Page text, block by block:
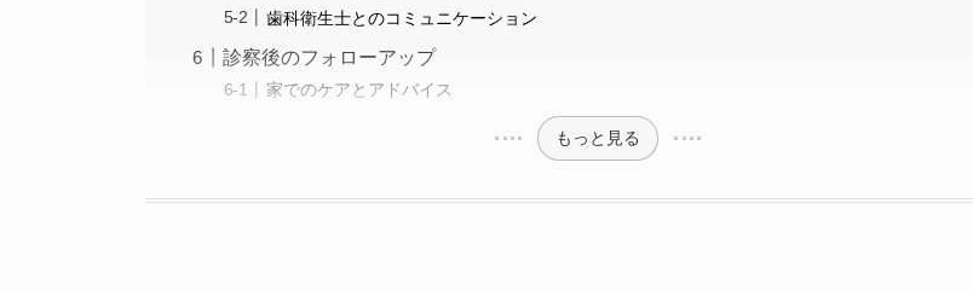
歯科衛生士とのコミュニケーション
診察後のフォローアップ
家でのケアとアドバイス
もっと見る